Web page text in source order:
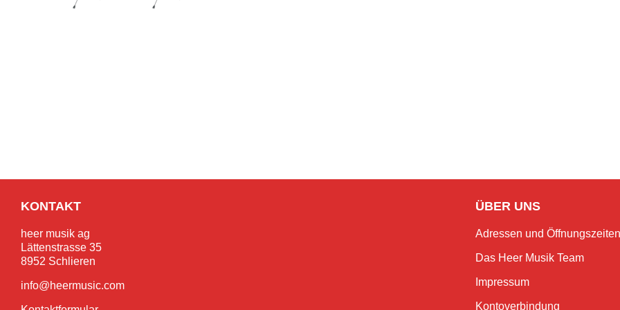
KONTAKT
heer musik ag
Lättenstrasse 35
8952 Schlieren
info@heermusic.com
ÜBER UNS
Adressen und Öffnungszeiten
Das Heer Musik Team
Impressum
Kontoverbindung